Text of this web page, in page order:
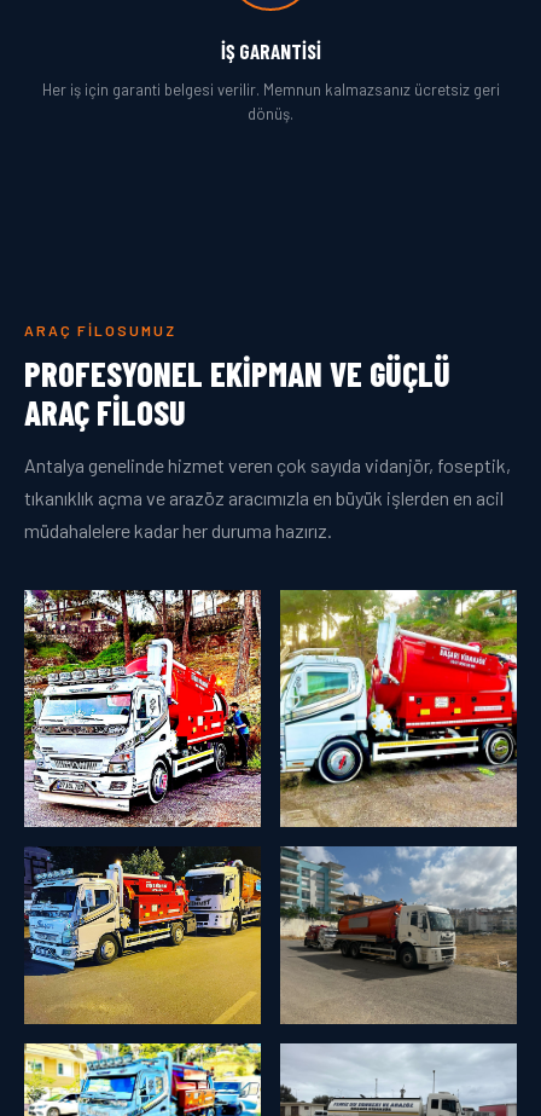
İŞ GARANTISI
Her iş için garanti belgesi verilir. Memnun kalmazsanız ücretsiz geri
dönüş.
ARAÇ FILOSUMUZ
PROFESYONEL EKIPMAN VE GÜÇLÜ
ARAÇ FILOSU
Antalya genelinde hizmet veren çok sayıda vidanjör, foseptik,
tıkanıklık açma ve arazöz aracımızla en büyük işlerden en acil
müdahalelere kadar her duruma hazırız.